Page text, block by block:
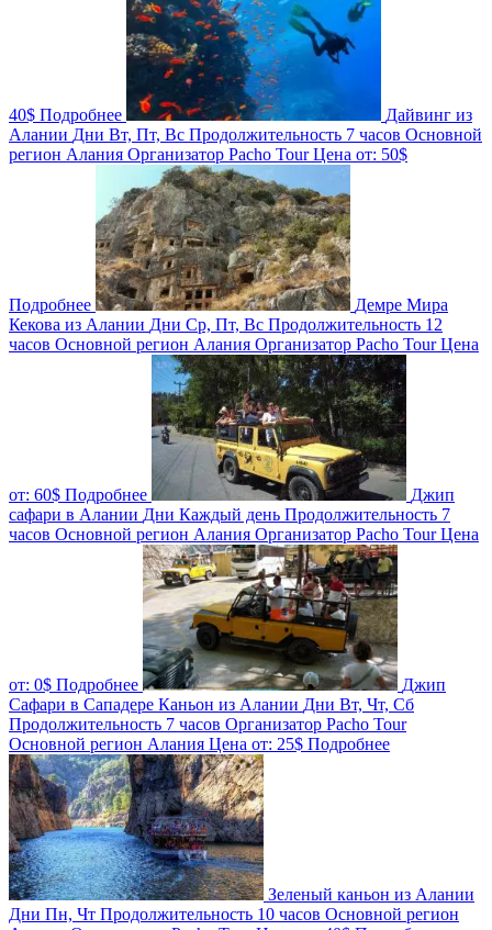
40$ Подробнее
Дайвинг из
Алании Дни Вт, Пт, Вс Продолжительность 7 часов Основной
регион Алания Организатор Pacho TourЦена от: 50$
Подробнее
Демре Мира
Кекова из Алании Дни Ср, Пт, Вс Продолжительность 12
часов Основной регион Алания Организатор Pacho TourЦена
от: 60$ Подробнее
Джип
сафари в Алании Дни Каждый день Продолжительность 7
часов Основной регион Алания Организатор Pacho TourЦена
от: 0$ Подробнее
Джип
Сафари в Сападере Каньон из Алании Дни Вт, Чт, Сб
Продолжительность 7 часов Организатор Pacho Tour
Основной регион Алания Цена от: 25$ Подробнее
Зеленый каньон из Алании
Дни Пн, Чт Продолжительность 10 часов Основной регион